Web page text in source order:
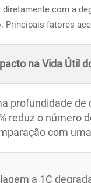
com a
Principais fatores
na Vida Útil
profundidade de
reduz o número
com
a 1C